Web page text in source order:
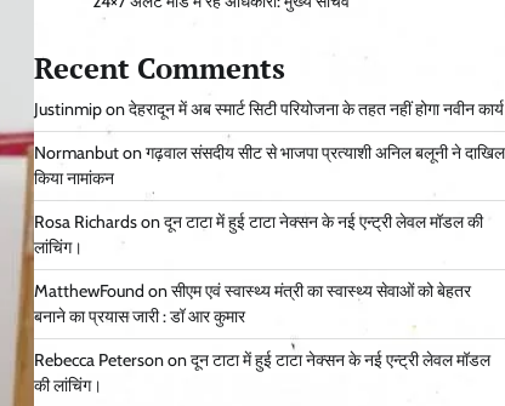
Recent Comments
Justinmiponदेहरादून में अब स्मार्ट सिटी परियोजना के तहत नहीं होगा नवीन कार्य
Normanbutonगढ़वाल संसदीय सीट से भाजपा प्रत्याशी अनिल बलूनी ने दाखिल
किया नामांकन
Rosa Richardsonदून टाटा में हुई टाटा नेक्सन के नई एन्ट्री लेवल मॉडल की
लांचिंग।
MatthewFound onसीएम एवं स्वास्थ्य मंत्री का स्वास्थ्य सेवाओं को बेहतर
बनाने का प्रयास जारी : डॉ आर कुमार
Rebecca Petersononदून टाटा में हुई टाटा नेक्सन के नई एन्ट्री लेवल मॉडल
की लांचिंग।